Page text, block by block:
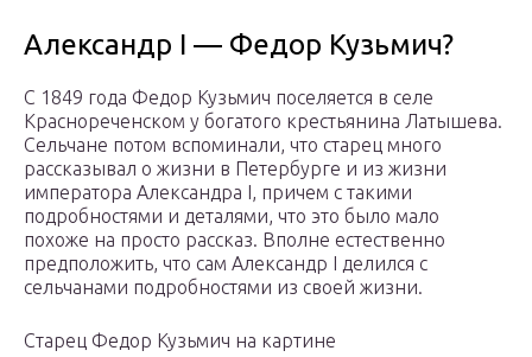
Александр I — Федор Кузьмич?
С 1849 года Федор Кузьмич поселяется в селе
Краснореченском у богатого крестьянина Латышева.
Сельчане потом вспоминали, что старец много
рассказывал о жизни в Петербурге и из жизни
императора Александра I, причем с такими
подробностями и деталями, что это было мало
похоже на просто рассказ. Вполне естественно
предположить, что сам Александр I делился с
сельчанами подробностями из своей жизни.
Старец Федор Кузьмич на картине